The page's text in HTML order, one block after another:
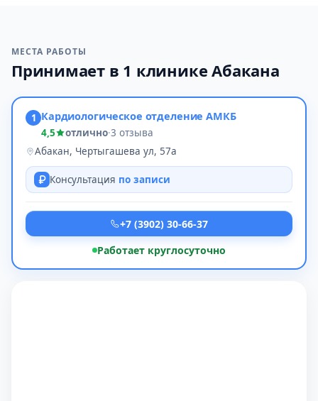
МЕСТА РАБОТЫ
Принимает в 1 клинике Абакана
1 Кардиологическое отделение АМКБ
4,5 отлично·3 отзыва
Абакан, Чертыгашева ул, 57а
Консультация по записи
+7 (3902) 30-66-37
Работает круглосуточно